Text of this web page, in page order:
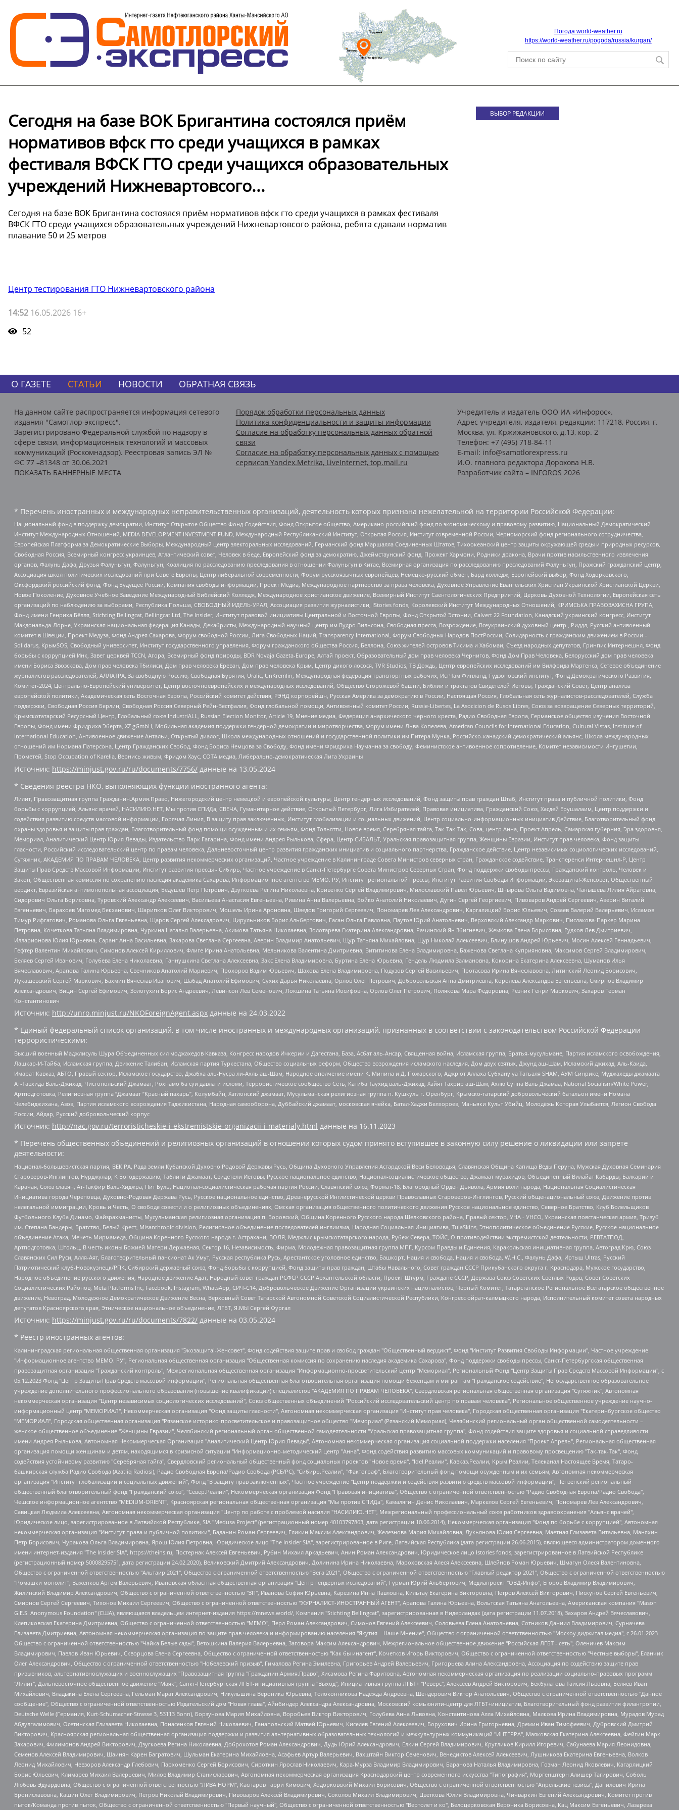
Погода world-weather.ru
https://world-weather.ru/pogoda/russia/kurgan/
Сегодня на базе ВОК Бригантина состоялся приём
нормативов вфск гто среди учащихся в рамках
фестиваля ВФСК ГТО среди учащихся образовательных
учреждений Нижневартовсого...
Сегодня на базе ВОК Бригантина состоялся приём нормативов вфск гто среди учащихся в рамках фестиваля
ВФСК ГТО среди учащихся образовательных учреждений Нижневартовсого района, ребята сдавали норматив
плавание 50 и 25 метров
Центр тестирования ГТО Нижневартовского района
14:52 16.05.2026 16+
52
ВЫБОР РЕДАКЦИИ
О ГАЗЕТЕ СТАТЬИ НОВОСТИ ОБРАТНАЯ СВЯЗЬ
На данном сайте распространяется информация сетевого
издания "Самотлор-экспресс".
Зарегистрировано Федеральной службой по надзору в
сфере связи, информационных технологий и массовых
коммуникаций (Роскомнадзор). Реестровая запись ЭЛ №
ФС 77 –81348 от 30.06.2021
ПОКАЗАТЬ БАННЕРНЫЕ МЕСТА
Порядок обработки персональных данных
Политика конфиденциальности и защиты информации
Согласие на обработку персональных данных обратной
связи
Согласие на обработку персональных данных с помощью
сервисов Yandex.Metrika, LiveInternet, top.mail.ru
Учредитель и издатель ООО ИА «Инфорос».
Адрес учредителя, издателя, редакции: 117218, Россия, г.
Москва, ул. Кржижановского, д.13, кор. 2
Телефон: +7 (495) 718-84-11
E-mail: info@samotlorexpress.ru
И.О. главного редактора Дорохова Н.В.
Разработчик сайта – INFOROS 2026
* Перечень иностранных и международных неправительственных организаций, деятельность которых признана нежелательной на территории Российской Федерации:
Национальный фонд в поддержку демократии, Институт Открытое Общество Фонд Содействия, Фонд Открытое общество, Американо-российский фонд по экономическому и правовому развитию, Национальный Демократический
Институт Международных Отношений, MEDIA DEVELOPMENT INVESTMENT FUND, Международный Республиканский Институт, Открытая Россия, Институт современной России, Черноморский фонд регионального сотрудничества,
Европейская Платформа за Демократические Выборы, Международный центр электоральных исследований, Германский фонд Маршалла Соединенных Штатов, Тихоокеанский центр защиты окружающей среды и природных ресурсов,
Свободная Россия, Всемирный конгресс украинцев, Атлантический совет, Человек в беде, Европейский фонд за демократию, Джеймстаунский фонд, Прожект Хармони, Родники дракона, Врачи против насильственного извлечения
органов, Фалунь Дафа, Друзья Фалуньгун, Фалуньгун, Коалиция по расследованию преследования в отношении Фалуньгун в Китае, Всемирная организация по расследованию преследований Фалуньгун, Пражский гражданский центр,
Ассоциация школ политических исследований при Совете Европы, Центр либеральной современности, Форум русскоязычных европейцев, Немецко-русский обмен, Бард колледж, Европейский выбор, Фонд Ходорковского,
Оксфордский российский фонд, Фонд Будущее России, Компания свободы информации, Проект Медиа, Международное партнерство за права человека, Духовное Управление Евангельских Христиан Украинской Христианской Церкви,
Новое Поколение, Духовное Учебное Заведение Международный Библейский Колледж, Международное христианское движение, Всемирный Институт Саентологических Предприятий, Церковь Духовной Технологии, Европейская сеть
организаций по наблюдению за выборами, Республика Польша, СВОБОДНЫЙ ИДЕЛЬ-УРАЛ, Ассоциация развития журналистики, IStories fonds, Королевский Институт Международных Отношений, КРИМСЬКА ПРАВОЗАХИСНА ГРУПА,
Фонд имени Генриха Бёлля, Stichting Bellingcat, Bellingcat Ltd, The Insider, Институт правовой инициативы Центральной и Восточной Европы, Фонд Открытой Эстонии, Calvert 22 Foundation, Канадский украинский конгресс, Институт
Макдональда-Лорье, Украинская национальная федерация Канады, Декабристы, Международный научный центр им Вудро Вильсона, Свободная пресса, Возрождение, Всеукраинский духовный центр , Риддл, Русский антивоенный
комитет в Швеции, Проект Медуза, Фонд Андрея Сахарова, Форум свободной России, Лига Свободных Наций, Transparеncy International, Форум Свободных Народов ПостРоссии, Солидарность с гражданским движением в России –
Solidarus, КрымSOS, Свободный университет, Институт государственного управления, Форум гражданского общества Россия, Беллона, Союз жителей островов Тисима и Хабомаи, Съезд народных депутатов, Гринпис Интернешнл, Фонд
борьбы с коррупцией Инк, Завет церквей TCCN, Агора, Всемирный фонд природы, BDR Novaja Gazeta-Europe, Алтай проект, Образовательный дом прав человека Чернигов, Фонд Дом Прав Человека, Белорусский дом прав человека
имени Бориса Звозскова, Дом прав человека Тбилиси, Дом прав человека Ереван, Дом прав человека Крым, Центр дикого лосося, TVR Studios, ТВ Дождь, Центр европейских исследований им Вилфрида Мартенса, Сетевое объединение
журналистов расследователей, АЛЛАТРА, За свободную Россию, Свободная Бурятия, Uralic, UnKremlin, Международная федерация транспортных рабочих, ИстЧам Финланд, Гудзоновский институт, Фонд Демократического Развития,
Комитет-2024, Центрально-Европейский университет, Центр восточноевропейских и международных исследований, Общество Сторожевой башни, Библии и трактатов Свидетелей Иеговы, Гражданский Совет, Центр анализа
европейской политики, Академическая сеть Восточная Европа, Российский комитет действия, РЭНД корпорейшн, Русская Америка за демократию в России, Настоящая Россия, Глобальная сеть журналистов-расследователей, Служба
поддержки, Свободная Россия Берлин, Свободная Россия Северный Рейн-Вестфалия, Фонд глобальной помощи, Антивоенный комитет России, Russie-Libertes, La Asocicion de Rusos Libres, Союз за возвращение Северных территорий,
Крымскотатарский Ресурсный Центр, Глобальный союз IndustriALL, Russian Election Monitor, Article 19, Мнение медиа, Федерация анархического черного креста, Радио Свободная Европа, Германское общество изучения Восточной
Европы, Фонд имени Фридриха Эберта, XZ gGmbH, Мобильная академия поддержки гендерной демократии и миротворчества, Форум имени Льва Копелева, American Councils for International Education, Cultural Vistas, Institute of
International Education, Антивоенное движение Антальи, Открытый диалог, Школа международных отношений и государственной политики им Питера Мунка, Российско-канадский демократический альянс, Школа международных
отношений им Нормана Патерсона, Центр Гражданских Свобод, Фонд Бориса Немцова за Свободу, Фонд имени Фридриха Науманна за свободу, Феминистское антивоенное сопротивление, Комитет независимости Ингушетии,
Прометей, Stop Occupation of Karelia, Вернись живым, Фридом Хаус, СОТА медиа, Либерально-демократическая Лига Украины
Источник: https://minjust.gov.ru/ru/documents/7756/ данные на 13.05.2024
* Сведения реестра НКО, выполняющих функции иностранного агента:
Лилит, Правозащитная группа Гражданин.Армия.Право, Нижегородский центр немецкой и европейской культуры, Центр гендерных исследований, Фонд защиты прав граждан Штаб, Институт права и публичной политики, Фонд
борьбы с коррупцией, Альянс врачей, НАСИЛИЮ.НЕТ, Мы против СПИДа, СВЕЧА, Гуманитарное действие, Открытый Петербург, Лига Избирателей, Правовая инициатива, Гражданский Союз, Хасдей Ерушалаим, Центр поддержки и
содействия развитию средств массовой информации, Горячая Линия, В защиту прав заключенных, Институт глобализации и социальных движений, Центр социально-информационных инициатив Действие, Благотворительный фонд
охраны здоровья и защиты прав граждан, Благотворительный фонд помощи осужденным и их семьям, Фонд Тольятти, Новое время, Серебряная тайга, Так-Так-Так, Сова, центр Анна, Проект Апрель, Самарская губерния, Эра здоровья,
Мемориал, Аналитический Центр Юрия Левады, Издательство Парк Гагарина, Фонд имени Андрея Рылькова, Сфера, Центр СИБАЛЬТ, Уральская правозащитная группа, Женщины Евразии, Институт прав человека, Фонд защиты
гласности, Российский исследовательский центр по правам человека, Дальневосточный центр развития гражданских инициатив и социального партнерства, Гражданское действие, Центр независимых социологических исследований,
Сутяжник, АКАДЕМИЯ ПО ПРАВАМ ЧЕЛОВЕКА, Центр развития некоммерческих организаций, Частное учреждение в Калининграде Совета Министров северных стран, Гражданское содействие, Трансперенси Интернешнл-Р, Центр
Защиты Прав Средств Массовой Информации, Институт развития прессы - Сибирь, Частное учреждение в Санкт-Петербурге Совета Министров Северных Стран, Фонд поддержки свободы прессы, Гражданский контроль, Человек и
Закон, Общественная комиссия по сохранению наследия академика Сахарова, Информационное агентство МЕМО. РУ, Институт региональной прессы, Институт Развития Свободы Информации, Экозащита!-Женсовет, Общественный
вердикт, Евразийская антимонопольная ассоциация, Бедушев Петр Петрович, Дзугкоева Регина Николаевна, Кривенко Сергей Владимирович, Милославский Павел Юрьевич, Шнырова Ольга Вадимовна, Чанышева Лилия Айратовна,
Сидорович Ольга Борисовна, Туровский Александр Алексеевич, Васильева Анастасия Евгеньевна, Ривина Анна Валерьевна, Бойко Анатолий Николаевич, Дугин Сергей Георгиевич, Пивоваров Андрей Сергеевич, Аверин Виталий
Евгеньевич, Барахоев Магомед Бекханович, Шарипков Олег Викторович, Мошель Ирина Ароновна, Шведов Григорий Сергеевич, Пономарев Лев Александрович, Каргалицкий Борис Юльевич, Созаев Валерий Валерьевич, Исламов
Тимур Рифгатович, Романова Ольга Евгеньевна, Щаров Сергей Алексадрович, Цирульников Борис Альбертович, Гасан Ольга Павловна, Паутов Юрий Анатольевич, Верховский Александр Маркович, Пислакова-Паркер Марина
Петровна, Кочеткова Татьяна Владимировна, Чуркина Наталья Валерьевна, Акимова Татьяна Николаевна, Золотарева Екатерина Александровна, Рачинский Ян Збигневич, Жемкова Елена Борисовна, Гудков Лев Дмитриевич,
Илларионова Юлия Юрьевна, Саранг Анна Васильевна, Захарова Светлана Сергеевна, Аверин Владимир Анатольевич, Щур Татьяна Михайловна, Щур Николай Алексеевич, Блинушов Андрей Юрьевич, Мосин Алексей Геннадьевич,
Гефтер Валентин Михайлович, Симонов Алексей Кириллович, Флиге Ирина Анатольевна, Мельникова Валентина Дмитриевна, Вититинова Елена Владимировна, Баженова Светлана Куприяновна, Максимов Сергей Владимирович,
Беляев Сергей Иванович, Голубева Елена Николаевна, Ганнушкина Светлана Алексеевна, Закс Елена Владимировна, Буртина Елена Юрьевна, Гендель Людмила Залмановна, Кокорина Екатерина Алексеевна, Шуманов Илья
Вячеславович, Арапова Галина Юрьевна, Свечников Анатолий Мариевич, Прохоров Вадим Юрьевич, Шахова Елена Владимировна, Подузов Сергей Васильевич, Протасова Ирина Вячеславовна, Литинский Леонид Борисович,
Лукашевский Сергей Маркович, Бахмин Вячеслав Иванович, Шабад Анатолий Ефимович, Сухих Дарья Николаевна, Орлов Олег Петрович, Добровольская Анна Дмитриевна, Королева Александра Евгеньевна, Смирнов Владимир
Александрович, Вицин Сергей Ефимович, Золотухин Борис Андреевич, Левинсон Лев Семенович, Локшина Татьяна Иосифовна, Орлов Олег Петрович, Полякова Мара Федоровна, Резник Генри Маркович, Захаров Герман
Константинович
Источник: http://unro.minjust.ru/NKOForeignAgent.aspx данные на 24.03.2022
* Единый федеральный список организаций, в том числе иностранных и международных организаций, признанных в соответствии с законодательством Российской Федерации
террористическими:
Высший военный Маджлисуль Шура Объединенных сил моджахедов Кавказа, Конгресс народов Ичкерии и Дагестана, База, Асбат аль-Ансар, Священная война, Исламская группа, Братья-мусульмане, Партия исламского освобождения,
Лашкар-И-Тайба, Исламская группа, Движение Талибан, Исламская партия Туркестана, Общество социальных реформ, Общество возрождения исламского наследия, Дом двух святых, Джунд аш-Шам, Исламский джихад, Аль-Каида,
Имарат Кавказ, АБТО, Правый сектор, Исламское государство, Джабха аль-Нусра ли-Ахль аш-Шам, Народное ополчение имени К. Минина и Д. Пожарского, Аджр от Аллаха Субхану уа Тагьаля SHAM, АУМ Синрике, Муджахеды джамаата
Ат-Тавхида Валь-Джихад, Чистопольский Джамаат, Рохнамо ба суи давлати исломи, Террористическое сообщество Сеть, Катиба Таухид валь-Джихад, Хайят Тахрир аш-Шам, Ахлю Сунна Валь Джамаа, National Socialism/White Power,
Артподготовка, Религиозная группа “Джамаат “Красный пахарь”, Колумбайн, Хатлонский джамаат, Мусульманская религиозная группа п. Кушкуль г. Оренбург, Крымско-татарский добровольческий батальон имени Номана
Челебиджихана, Азов, Партия исламского возрождения Таджикистана, Народная самооборона, Дуббайский джамаат, московская ячейка, Батал-Хаджи Белхороев, Маньяки Культ Убийц, Молодёжь Которая Улыбается, Легион Свобода
России, Айдар, Русский добровольческий корпус
Источник: http://nac.gov.ru/terroristicheskie-i-ekstremistskie-organizacii-i-materialy.html данные на 16.11.2023
* Перечень общественных объединений и религиозных организаций в отношении которых судом принято вступившее в законную силу решение о ликвидации или запрете
деятельности:
Национал-большевистская партия, ВЕК РА, Рада земли Кубанской Духовно Родовой Державы Русь, Община Духовного Управления Асгардской Веси Беловодья, Славянская Община Капища Веды Перуна, Мужская Духовная Семинария
Староверов-Инглингов, Нурджулар, К Богодержавию, Таблиги Джамаат, Свидетели Иеговы, Русское национальное единство, Национал-социалистическое общество, Джамаат мувахидов, Объединенный Вилайат Кабарды, Балкарии и
Карачая, Союз славян, Ат-Такфир Валь-Хиджра, Пит Буль, Национал-социалистическая рабочая партия России, Славянский союз, Формат-18, Благородный Орден Дьявола, Армия воли народа, Национальная Социалистическая
Инициатива города Череповца, Духовно-Родовая Держава Русь, Русское национальное единство, Древнерусской Инглистической церкви Православных Староверов-Инглингов, Русский общенациональный союз, Движение против
нелегальной иммиграции, Кровь и Честь, О свободе совести и о религиозных объединениях, Омская организация общественного политического движения Русское национальное единство, Северное Братство, Клуб Болельщиков
Футбольного Клуба Динамо, Файзрахманисты, Мусульманская религиозная организация п. Боровский, Община Коренного Русского народа Щелковского района, Правый сектор, УНА - УНСО, Украинская повстанческая армия, Тризуб
им. Степана Бандеры, Братство, Белый Крест, Misanthropic division, Религиозное объединение последователей инглиизма, Народная Социальная Инициатива, TulaSkins, Этнополитическое объединение Русские, Русское национальное
объединение Атака, Мечеть Мирмамеда, Община Коренного Русского народа г. Астрахани, ВОЛЯ, Меджлис крымскотатарского народа, Рубеж Севера, ТОЙС, О противодействии экстремистской деятельности, РЕВТАТПОД,
Артподготовка, Штольц, В честь иконы Божией Матери Державная, Сектор 16, Независимость, Фирма, Молодежная правозащитная группа МПГ, Курсом Правды и Единения, Каракольская инициативная группа, Автоград Крю, Союз
Славянских Сил Руси, Алля-Аят, Благотворительный пансионат Ак Умут, Русская республика Русь, Арестантское уголовное единство, Башкорт, Нация и свобода, Нация и свобода, W.H.С., Фалунь Дафа, Иртыш Ultras, Русский
Патриотический клуб-Новокузнецк/РПК, Сибирский державный союз, Фонд борьбы с коррупцией, Фонд защиты прав граждан, Штабы Навального, Совет граждан СССР Прикубанского округа г. Краснодара, Мужское государство,
Народное объединение русского движения, Народное движение Адат, Народный совет граждан РСФСР СССР Архангельской области, Проект Штурм, Граждане СССР, Держава Союз Советских Светлых Родов, Совет Советских
Социалистических Районов, Meta Platforms Inc, Facebook, Instagram, WhatsApp, СИЧ-С14, Добровольческое Движение Организации украинских националистов, Черный Комитет, Татарстанское Региональное Всетатарское общественное
движение, Невоград, Молодежное Демократическое Движение Весна, Верховный Совет Татарской Автономной Советской Социалистической Республики, Конгресс ойрат-калмыцкого народа, Исполнительный комитет совета народных
депутатов Красноярского края, Этническое национальное объединение, ЛГБТ, Я.МЫ Сергей Фургал
Источник: https://minjust.gov.ru/ru/documents/7822/ данные на 03.05.2024
* Реестр иностранных агентов:
Калининградская региональная общественная организация "Экозащита!-Женсовет", Фонд содействия защите прав и свобод граждан "Общественный вердикт", Фонд "Институт Развития Свободы Информации", Частное учреждение "Информационное агентство МЕМО. РУ", Региональная общественная организация "Общественная комиссия по сохранению наследия академика Сахарова", Фонд поддержки свободы прессы, Санкт-Петербургская общественная правозащитная организация "Гражданский контроль", Межрегиональная общественная организация "Информационно-просветительский центр "Мемориал", Региональный Фонд "Центр Защиты Прав Средств Массовой Информации", с 05.12.2023 Фонд "Центр Защиты Прав Средств массовой информации", Региональная общественная благотворительная организация помощи беженцам и мигрантам "Гражданское содействие", Негосударственное образовательное учреждение дополнительного профессионального образования (повышение квалификации) специалистов "АКАДЕМИЯ ПО ПРАВАМ ЧЕЛОВЕКА", Свердловская региональная общественная организация "Сутяжник", Автономная некоммерческая организация "Центр независимых социологических исследований", Союз общественных объединений "Российский исследовательский центр по правам человека", Региональное общественное учреждение научно-информационный центр "МЕМОРИАЛ", Некоммерческая организация "Фонд защиты гласности", Автономная некоммерческая организация "Институт прав человека", Городская общественная организация "Екатеринбургское общество "МЕМОРИАЛ", Городская общественная организация "Рязанское историко-просветительское и правозащитное общество "Мемориал" (Рязанский Мемориал), Челябинский региональный орган общественной самодеятельности – женское общественное объединение "Женщины Евразии", Челябинский региональный орган общественной самодеятельности "Уральская правозащитная группа", Фонд содействия защите здоровья и социальной справедливости имени Андрея Рылькова, Автономная Некоммерческая Организация "Аналитический Центр Юрия Левады", Автономная некоммерческая организация социальной поддержки населения "Проект Апрель", Региональная общественная организация помощи женщинам и детям, находящимся в кризисной ситуации "Информационно-методический центр "Анна", Фонд содействия развитию массовых коммуникаций и правовому просвещению "Так-так-Так", Фонд содействия устойчивому развитию "Серебряная тайга", Свердловский региональный общественный фонд социальных проектов "Новое время", "Idel.Реалии", Кавказ.Реалии, Крым.Реалии, Телеканал Настоящее Время, Татаро-башкирская служба Радио Свобода (Azatliq Radiosi), Радио Свободная Европа/Радио Свобода (PCE/PC), "Сибирь.Реалии", "Фактограф", Благотворительный фонд помощи осужденным и их семьям, Автономная некоммерческая организация "Институт глобализации и социальных движений", Фонд "В защиту прав заключенных", Частное учреждение "Центр поддержки и содействия развитию средств массовой информации", Пензенский региональный общественный благотворительный фонд "Гражданский союз", "Север.Реалии", Некоммерческая организация Фонд "Правовая инициатива", Общество с ограниченной ответственностью "Радио Свободная Европа/Радио Свобода", Чешское информационное агентство "MEDIUM-ORIENT", Красноярская региональная общественная организация "Мы против СПИДа", Камалягин Денис Николаевич, Маркелов Сергей Евгеньевич, Пономарев Лев Александрович, Савицкая Людмила Алексеевна, Автономная некоммерческая организация "Центр по работе с проблемой насилия "НАСИЛИЮ.НЕТ", Межрегиональный профессиональный союз работников здравоохранения "Альянс врачей", Юридическое лицо, зарегистрированное в Латвийской Республике, SIA "Medusa Project" (регистрационный номер 40103797863, дата регистрации 10.06.2014), Некоммерческая организация "Фонд по борьбе с коррупцией", Автономная некоммерческая организация "Институт права и публичной политики", Баданин Роман Сергеевич, Гликин Максим Александрович, Железнова Мария Михайловна, Лукьянова Юлия Сергеевна, Маетная Елизавета Витальевна, Маняхин Петр Борисович, Чуракова Ольга Владимировна, Ярош Юлия Петровна, Юридическое лицо "The Insider SIA", зарегистрированное в Риге, Латвийская Республика (дата регистрации 26.06.2015), являющееся администратором доменного имени интернет-издания "The Insider SIA", https://theins.ru, Постернак Алексей Евгеньевич, Рубин Михаил Аркадьевич, Анин Роман Александрович, Юридическое лицо Istories fonds, зарегистрированное в Латвийской Республике (регистрационный номер 50008295751, дата регистрации 24.02.2020), Великовский Дмитрий Александрович, Долинина Ирина Николаевна, Мароховская Алеся Алексеевна, Шлейнов Роман Юрьевич, Шмагун Олеся Валентиновна, Общество с ограниченной ответственностью "Альтаир 2021", Общество с ограниченной ответственностью "Вега 2021", Общество с ограниченной ответственностью "Главный редактор 2021", Общество с ограниченной ответственностью "Ромашки монолит", Важенков Артем Валерьевич, Ивановская областная общественная организация "Центр гендерных исследований", Гурман Юрий Альбертович, Медиапроект "ОВД-Инфо", Егоров Владимир Владимирович, Жилинский Владимир Александрович, Общество с ограниченной ответственностью "ЗП", Иванова София Юрьевна, Карезина Инна Павловна, Кильтау Екатерина Викторовна, Петров Алексей Викторович, Пискунов Сергей Евгеньевич, Смирнов Сергей Сергеевич, Тихонов Михаил Сергеевич, Общество с ограниченной ответственностью "ЖУРНАЛИСТ-ИНОСТРАННЫЙ АГЕНТ", Арапова Галина Юрьевна, Вольтская Татьяна Анатольевна, Американская компания "Mason G.E.S. Anonymous Foundation" (США), являющаяся владельцем интернет-издания https://mnews.world/, Компания "Stichting Bellingcat", зарегистрированная в Нидерландах (дата регистрации 11.07.2018), Захаров Андрей Вячеславович, Клепиковская Екатерина Дмитриевна, Общество с ограниченной ответственностью "МЕМО", Перл Роман Александрович, Симонов Евгений Алексеевич, Соловьева Елена Анатольевна, Сотников Даниил Владимирович, Сурначева Елизавета Дмитриевна, Автономная некоммерческая организация по защите прав человека и информированию населения "Якутия – Наше Мнение", Общество с ограниченной ответственностью "Москоу диджитал медиа", с 26.01.2023 Общество с ограниченной ответственностью "Чайка Белые сады", Ветошкина Валерия Валерьевна, Заговора Максим Александрович, Межрегиональное общественное движение "Российская ЛГБТ - сеть", Оленичев Максим Владимирович, Павлов Иван Юрьевич, Скворцова Елена Сергеевна, Общество с ограниченной ответственностью "Как бы инагент", Кочетков Игорь Викторович, Общество с ограниченной ответственностью "Честные выборы", Еланчик Олег Александрович, Общество с ограниченной ответственностью "Нобелевский призыв", Гималова Регина Эмилевна, Григорьев Андрей Валерьевич, Григорьева Алина Александровна, Ассоциация по содействию защите прав призывников, альтернативнослужащих и военнослужащих "Правозащитная группа "Гражданин.Армия.Право", Хисамова Регина Фаритовна, Автономная некоммерческая организация по реализации социально-правовых программ "Лилит", Дальневосточное общественное движение "Маяк", Санкт-Петербургская ЛГБТ-инициативная группа "Выход", Инициативная группа ЛГБТ+ "Реверс", Алексеев Андрей Викторович, Бекбулатова Таисия Львовна, Беляев Иван Михайлович, Владыкина Елена Сергеевна, Гельман Марат Александрович, Никульшина Вероника Юрьевна, Толоконникова Надежда Андреевна, Шендерович Виктор Анатольевич, Общество с ограниченной ответственностью "Данное сообщение", Общество с ограниченной ответственностью Издательский дом "Новая глава", Айнбиндер Александра Александровна, Московский комьюнити-центр для ЛГБТ+инициатив, Благотворительный фонд развития филантропии, Deutsche Welle (Германия, Kurt-Schumacher-Strasse 3, 53113 Bonn), Борзунова Мария Михайловна, Воробьев Виктор Викторович, Голубева Анна Львовна, Константинова Алла Михайловна, Малкова Ирина Владимировна, Мурадов Мурад Абдулгалимович, Осетинская Елизавета Николаевна, Понасенков Евгений Николаевич, Ганапольский Матвей Юрьевич, Киселев Евгений Алексеевич, Борухович Ирина Григорьевна, Дремин Иван Тимофеевич, Дубровский Дмитрий Викторович, Красноярская региональная общественная организация поддержки и развития альтернативных образовательных технологий и межкультурных коммуникаций "ИНТЕРРА", Маяковская Екатерина Алексеевна, Фейгин Марк Захарович, Филимонов Андрей Викторович, Дзугкоева Регина Николаевна, Доброхотов Роман Александрович, Дудь Юрий Александрович, Елкин Сергей Владимирович, Кругликов Кирилл Игоревич, Сабунаева Мария Леонидовна, Семенов Алексей Владимирович, Шаинян Карен Багратович, Шульман Екатерина Михайловна, Асафьев Артур Валерьевич, Вахштайн Виктор Семенович, Венедиктов Алексей Алексеевич, Лушникова Екатерина Евгеньевна, Волков Леонид Михайлович, Невзоров Александр Глебович, Пархоменко Сергей Борисович, Сироткин Ярослав Николаевич, Кара-Мурза Владимир Владимирович, Баранова Наталья Владимировна, Гозман Леонид Яковлевич, Кагарлицкий Борис Юльевич, Климарев Михаил Валерьевич, Милов Владимир Станиславович, Автономная некоммерческая организация Краснодарский центр современного искусства "Типография", Моргенштерн Алишер Тагирович, Соболь Любовь Эдуардовна, Общество с ограниченной ответственностью "ЛИЗА НОРМ", Каспаров Гарри Кимович, Ходорковский Михаил Борисович, Общество с ограниченной ответственностью "Апрельские тезисы", Данилович Ирина Брониславовна, Кашин Олег Владимирович, Петров Николай Владимирович, Пивоваров Алексей Владимирович, Соколов Михаил Владимирович, Цветкова Юлия Владимировна, Чичваркин Евгений Александрович, Комитет против пыток/Команда против пыток, Общество с ограниченной ответственностью "Первый научный", Общество с ограниченной ответственностью "Вертолет и ко", Белоцерковская Вероника Борисовна, Кац Максим Евгеньевич, Лазарева Татьяна Юрьевна, Шаведдинов Руслан Табризович, Яшин Илья Валерьевич, Общество с ограниченной ответственностью "Иноагент ААВ", Алешковский Дмитрий Петрович, Альбац Евгения Марковна, Быков Дмитрий Львович, Галямина Юлия Евгеньевна, Лойко Сергей Леонидович, Мартынов Кирилл Константинович, Медведев Сергей Александрович, Крашенинников Федор Геннадиевич, Гордеева Катерина Вл